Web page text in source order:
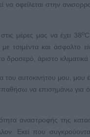
οφείλεται στην
μέρες μας να έχει 38ο
τσιμέντα και άσφαλτο
δροσερό, άριστο
αυτοκινήτου μου, μου
να επισημάνω για
αναστροφής της
Εκεί που